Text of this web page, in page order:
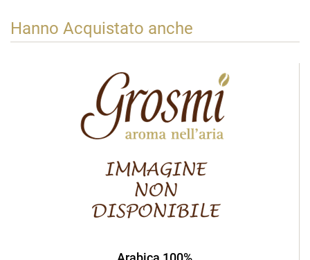
Hanno Acquistato anche